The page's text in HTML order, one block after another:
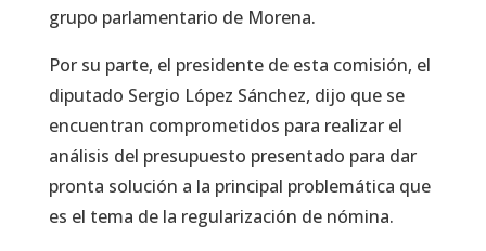
grupo parlamentario de Morena.
Por su parte, el presidente de esta comisión, el
diputado Sergio López Sánchez, dijo que se
encuentran comprometidos para realizar el
análisis del presupuesto presentado para dar
pronta solución a la principal problemática que
es el tema de la regularización de nómina.